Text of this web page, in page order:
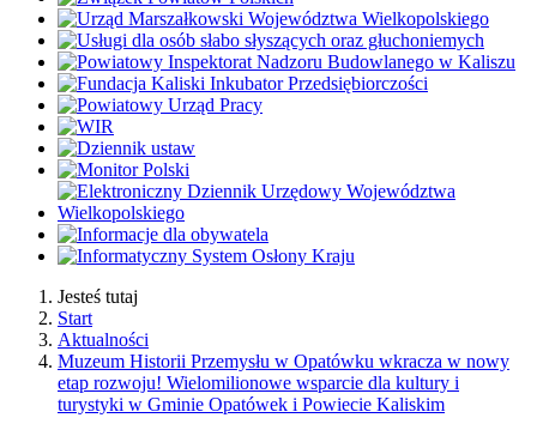
Jesteś tutaj
Start
Aktualności
Muzeum Historii Przemysłu w Opatówku wkracza w nowy
etap rozwoju! Wielomilionowe wsparcie dla kultury i
turystyki w Gminie Opatówek i Powiecie Kaliskim